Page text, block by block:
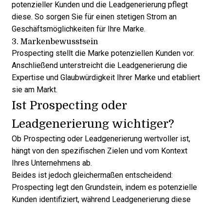
potenzieller Kunden und die Leadgenerierung pflegt
diese. So sorgen Sie für einen stetigen Strom an
Geschäftsmöglichkeiten für Ihre Marke.
3. Markenbewusstsein
Prospecting stellt die Marke potenziellen Kunden vor.
Anschließend unterstreicht die Leadgenerierung die
Expertise und Glaubwürdigkeit Ihrer Marke und etabliert
sie am Markt.
Ist Prospecting oder
Leadgenerierung wichtiger?
Ob Prospecting oder Leadgenerierung wertvoller ist,
hängt von den spezifischen Zielen und vom Kontext
Ihres Unternehmens ab.
Beides ist jedoch gleichermaßen entscheidend:
Prospecting legt den Grundstein, indem es potenzielle
Kunden identifiziert, während Leadgenerierung diese